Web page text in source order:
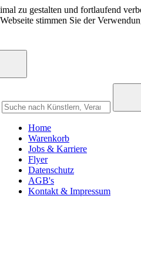
zu gestalten und fortlaufend
stimmen Sie der
Home
Warenkorb
Jobs & Karriere
Flyer
Datenschutz
AGB's
Kontakt & Impressum